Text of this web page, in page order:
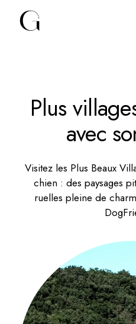
Plus
avec
Visitez les Plus Beaux
chien : des paysages
ruelles pleine de